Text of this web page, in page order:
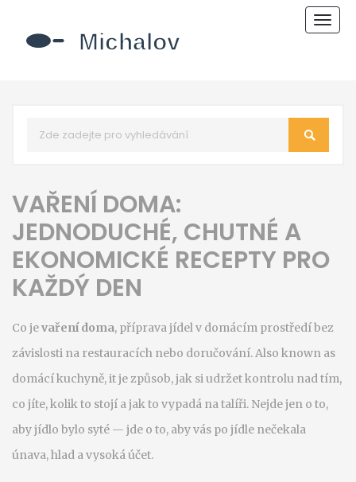
VAŘENÍ DOMA:
JEDNODUCHÉ, CHUTNÉ A
EKONOMICKÉ RECEPTY PRO
KAŽDÝ DEN
Co jevaření doma, příprava jídel v domácím prostředí bez
závislosti na restauracích nebo doručování. Also known as
domácí kuchyně, it je způsob, jak si udržet kontrolu nad tím,
co jíte, kolik to stojí a jak to vypadá na talíři. Nejde jen o to,
aby jídlo bylo syté — jde o to, aby vás po jídle nečekala
únava, hlad a vysoká účet.